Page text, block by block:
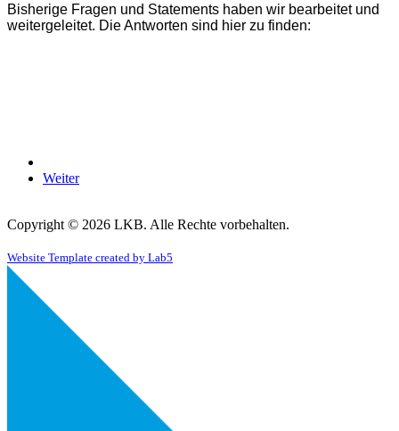
Bisherige Fragen und Statements haben wir bearbeitet und
weitergeleitet. Die Antworten sind hier zu finden:
Weiter
Copyright © 2026 LKB. Alle Rechte vorbehalten.
Website Template created by Lab5